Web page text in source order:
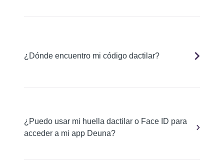
¿Dónde encuentro mi código dactilar?
¿Puedo usar mi huella dactilar o Face ID para
acceder a mi app Deuna?